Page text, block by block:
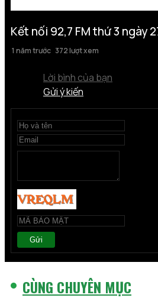
Kết nối 92,7 FM thứ 3 ngày
1 năm trước 372 lượt xem
Lời bình của bạn
Gửi ý kiến
Gửi
CÙNG CHUYÊN MỤC